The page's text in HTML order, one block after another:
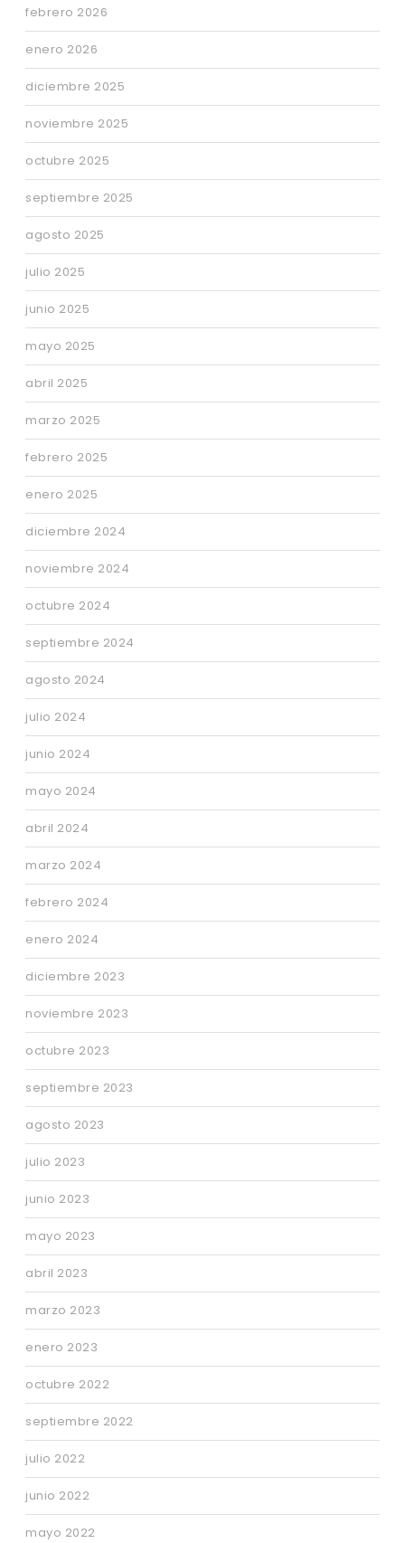
febrero 2026
enero 2026
diciembre 2025
noviembre 2025
octubre 2025
septiembre 2025
agosto 2025
julio 2025
junio 2025
mayo 2025
abril 2025
marzo 2025
febrero 2025
enero 2025
diciembre 2024
noviembre 2024
octubre 2024
septiembre 2024
agosto 2024
julio 2024
junio 2024
mayo 2024
abril 2024
marzo 2024
febrero 2024
enero 2024
diciembre 2023
noviembre 2023
octubre 2023
septiembre 2023
agosto 2023
julio 2023
junio 2023
mayo 2023
abril 2023
marzo 2023
enero 2023
octubre 2022
septiembre 2022
julio 2022
junio 2022
mayo 2022